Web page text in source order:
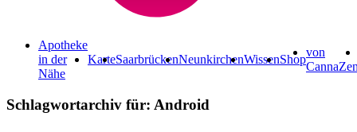
Apotheke
in der
Nähe
KarteSaarbrückenNeunkirchenWissenShop
von
Schlagwortarchiv für: Android